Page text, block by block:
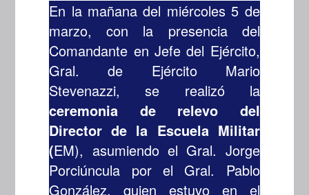
En la mañana del miércoles 5 de
marzo, con la presencia del
Comandante en Jefe del Ejército,
Gral. de Ejército Mario
Stevenazzi, se realizó la
ceremonia de relevo del
Director de la Escuela Militar
(EM), asumiendo el Gral. Jorge
Porciúncula por el Gral. Pablo
González, quien estuvo en el